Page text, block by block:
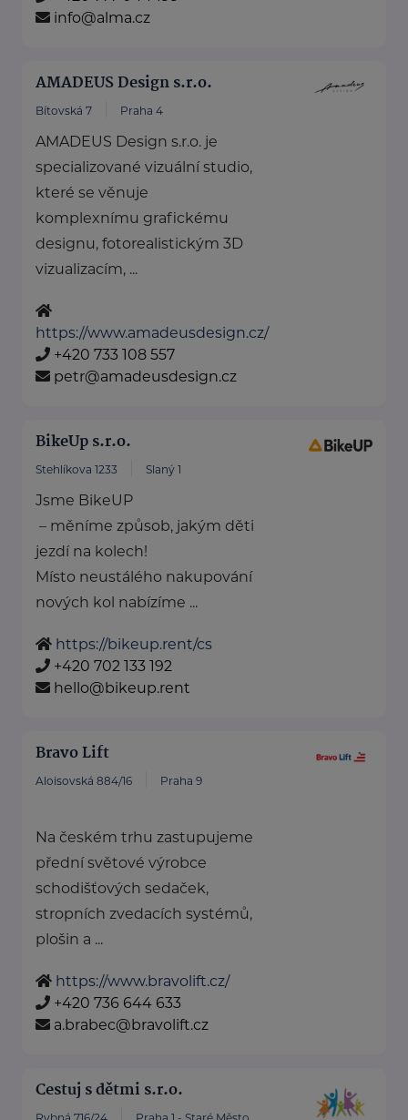
info@alma.cz
AMADEUS Design s.r.o.
Bítovská 7 Praha 4
AMADEUS Design s.r.o. je
specializované vizuální studio,
které se věnuje
komplexnímu grafickému
designu, fotorealistickým 3D
vizualizacím, ...
https://www.amadeusdesign.cz/
+420 733 108 557
petr@amadeusdesign.cz
BikeUp s.r.o.
Stehlíkova 1233 Slaný 1
Jsme BikeUP
– měníme způsob, jakým děti
jezdí na kolech!
Místo neustálého nakupování
nových kol nabízíme ...
https://bikeup.rent/cs
+420 702 133 192
hello@bikeup.rent
Bravo Lift
Aloisovská 884/16 Praha 9
Na českém trhu zastupujeme
přední světové výrobce
schodišťových sedaček,
stropních zvedacích systémů,
plošin a ...
https://www.bravolift.cz/
+420 736 644 633
a.brabec@bravolift.cz
Cestuj s dětmi s.r.o.